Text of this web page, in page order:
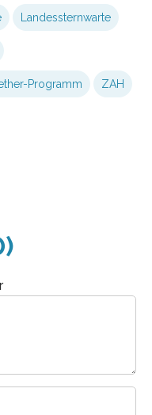
Landessternwarte
Programm ZAH